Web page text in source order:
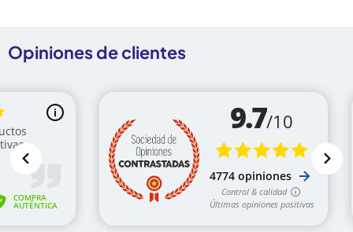
Opiniones de clientes